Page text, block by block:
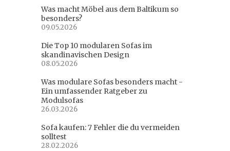
Was macht Möbel aus dem Baltikum so
besonders?
09.05.2026
Die Top 10 modularen Sofas im
skandinavischen Design
08.05.2026
Was modulare Sofas besonders macht -
Ein umfassender Ratgeber zu
Modulsofas
26.03.2026
Sofa kaufen: 7 Fehler die du vermeiden
solltest
28.02.2026